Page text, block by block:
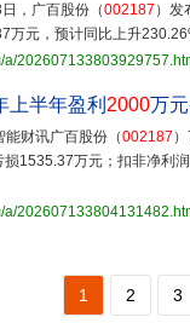
，广百股份（002187 ）发
万元，预计同比上升
a/
上半年盈利 2000万
能财讯广百股份（002187
1535.37万元；扣非净利
a/
1 2 3